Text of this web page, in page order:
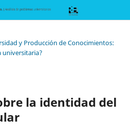
y Producción de Conocimientos:
universitaria?
la identidad del